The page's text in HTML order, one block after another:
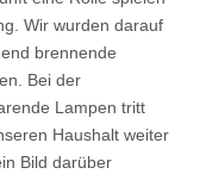
Wir wurden darauf
brennende
Bei der
Lampen tritt
Haushalt weiter
Bild darüber